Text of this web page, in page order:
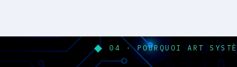
04 · POURQUOI ART